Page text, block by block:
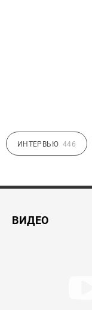
ИНТЕРВЬЮ 446
ВИДЕО